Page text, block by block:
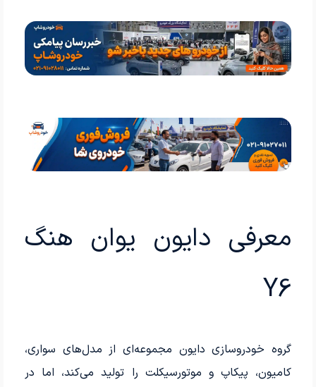
معرفی دایون یوان هنگ
Y6
گروه خودروسازی دایون مجموعه‌­ای از مدل‌های سواری،
کامیون، پیکاپ و موتورسیکلت را تولید می‌­کند، اما در